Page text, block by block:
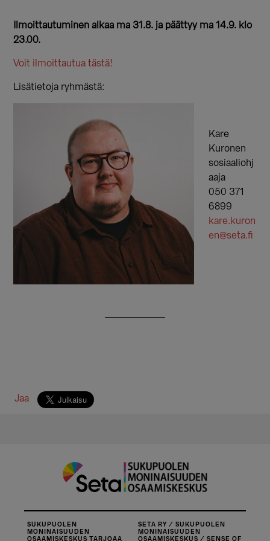
Ilmoittautuminen alkaa ma 31.8. ja päättyy ma 14.9. klo
23.00.
Voit ilmoittautua tästä!
Lisätietoja ryhmästä:
Kare
Kuronen
sosiaaliohj
aaja
050 371
6899
kare.kuron
en@seta.fi
Jaa
SUKUPUOLEN
MONINAISUUDEN
OSAAMISKESKUS TARJOAA
SETA RY / SUKUPUOLEN
MONINAISUUDEN
OSAAMISKESKUS / SENSE OF